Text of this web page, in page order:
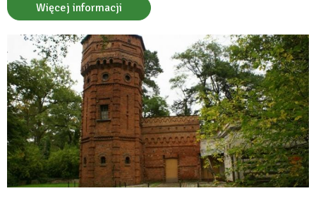
Więcej informacji